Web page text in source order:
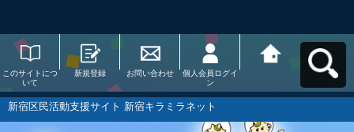
このサイトにつ
いて
新規登録 お問い合わせ
個人会員ログイ
ン
ラミラネットへ
新宿区民活動支援サイト 新宿キラミラネット